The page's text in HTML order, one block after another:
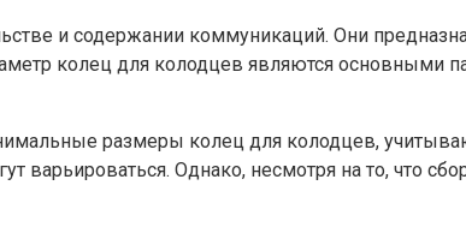
и содержании коммуникаций. Они
колец для колодцев являются основными
размеры колец для колодцев,
варьироваться. Однако, несмотря на то,